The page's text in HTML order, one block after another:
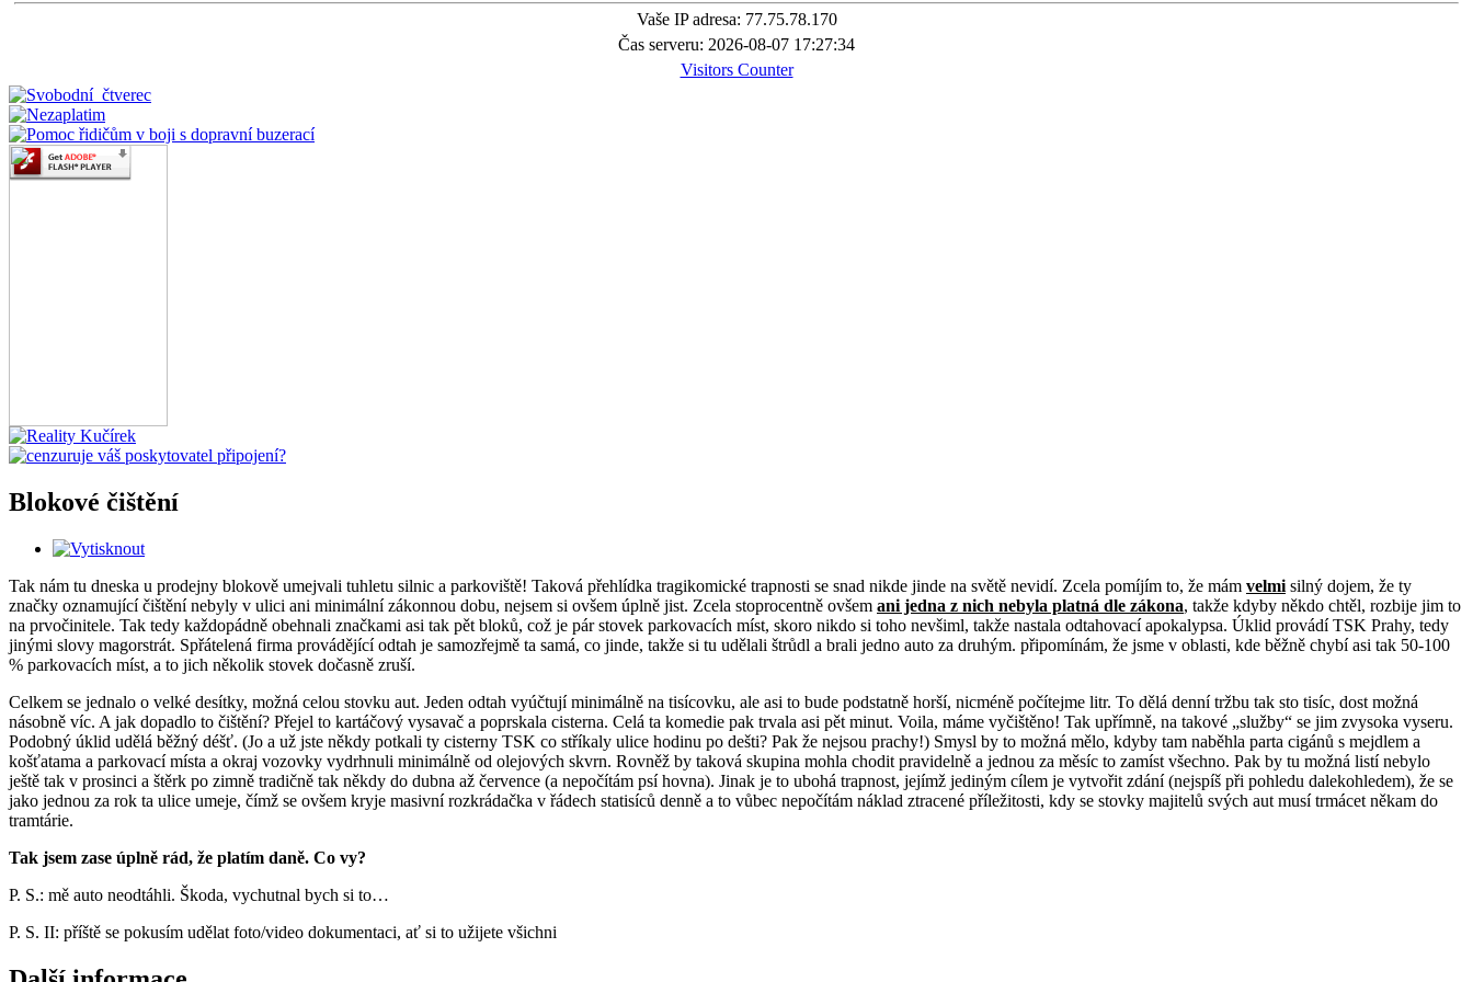
Vaše IP adresa: 77.75.78.170
Čas serveru: 2026-08-07 17:27:34
Visitors Counter
Blokové čištění
Tak nám tu dneska u prodejny blokově umejvali tuhletu silnic a parkoviště! Taková přehlídka tragikomické trapnosti se snad nikde jinde na světě nevidí. Zcela pomíjím to, že mám velmi silný dojem, že ty
značky oznamující čištění nebyly v ulici ani minimální zákonnou dobu, nejsem si ovšem úplně jist. Zcela stoprocentně ovšem ani jedna z nich nebyla platná dle zákona, takže kdyby někdo chtěl, rozbije jim to
na prvočinitele. Tak tedy každopádně obehnali značkami asi tak pět bloků, což je pár stovek parkovacích míst, skoro nikdo si toho nevšiml, takže nastala odtahovací apokalypsa. Úklid provádí TSK Prahy, tedy
jinými slovy magorstrát. Spřátelená firma provádějící odtah je samozřejmě ta samá, co jinde, takže si tu udělali štrůdl a brali jedno auto za druhým. připomínám, že jsme v oblasti, kde běžně chybí asi tak 50-100
% parkovacích míst, a to jich několik stovek dočasně zruší.
Celkem se jednalo o velké desítky, možná celou stovku aut. Jeden odtah vyúčtují minimálně na tisícovku, ale asi to bude podstatně horší, nicméně počítejme litr. To dělá denní tržbu tak sto tisíc, dost možná
násobně víc. A jak dopadlo to čištění? Přejel to kartáčový vysavač a poprskala cisterna. Celá ta komedie pak trvala asi pět minut. Voila, máme vyčištěno! Tak upřímně, na takové „služby“ se jim zvysoka vyseru.
Podobný úklid udělá běžný déšť. (Jo a už jste někdy potkali ty cisterny TSK co stříkaly ulice hodinu po dešti? Pak že nejsou prachy!) Smysl by to možná mělo, kdyby tam naběhla parta cigánů s mejdlem a
košťatama a parkovací místa a okraj vozovky vydrhnuli minimálně od olejových skvrn. Rovněž by taková skupina mohla chodit pravidelně a jednou za měsíc to zamíst všechno. Pak by tu možná listí nebylo
ještě tak v prosinci a štěrk po zimně tradičně tak někdy do dubna až července (a nepočítám psí hovna). Jinak je to ubohá trapnost, jejímž jediným cílem je vytvořit zdání (nejspíš při pohledu dalekohledem), že se
jako jednou za rok ta ulice umeje, čímž se ovšem kryje masivní rozkrádačka v řádech statisíců denně a to vůbec nepočítám náklad ztracené příležitosti, kdy se stovky majitelů svých aut musí trmácet někam do
tramtárie.
Tak jsem zase úplně rád, že platím daně. Co vy?
P. S.: mě auto neodtáhli. Škoda, vychutnal bych si to…
P. S. II: příště se pokusím udělat foto/video dokumentaci, ať si to užijete všichni